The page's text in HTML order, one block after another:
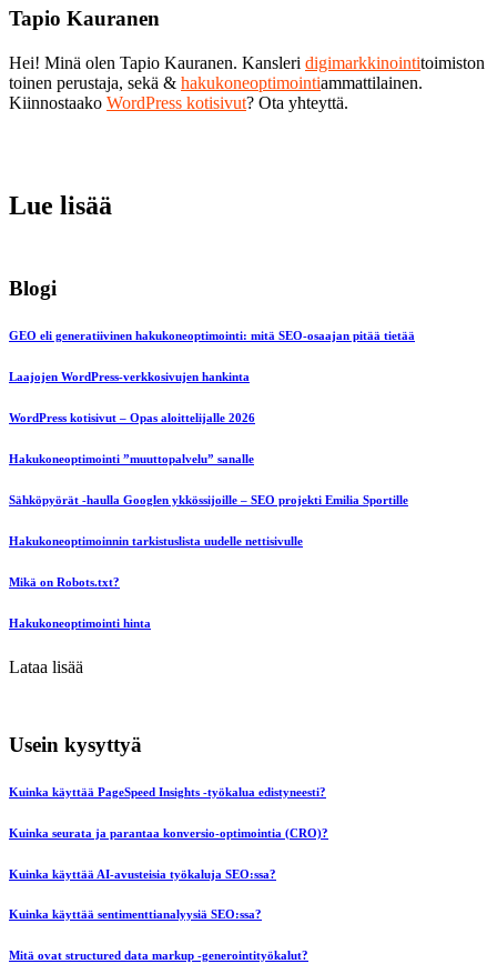
Tapio Kauranen
Hei! Minä olen Tapio Kauranen. Kansleri digimarkkinointitoimiston
toinen perustaja, sekä & hakukoneoptimointiammattilainen.
Kiinnostaako WordPress kotisivut? Ota yhteyttä.
Lue lisää
Blogi
GEO eli generatiivinen hakukoneoptimointi: mitä SEO-osaajan pitää tietää
Laajojen WordPress-verkkosivujen hankinta
WordPress kotisivut – Opas aloittelijalle 2026
Hakukoneoptimointi ”muuttopalvelu” sanalle
Sähköpyörät -haulla Googlen ykkössijoille – SEO projekti Emilia Sportille
Hakukoneoptimoinnin tarkistuslista uudelle nettisivulle
Mikä on Robots.txt?
Hakukoneoptimointi hinta
Lataa lisää
Usein kysyttyä
Kuinka käyttää PageSpeed Insights -työkalua edistyneesti?
Kuinka seurata ja parantaa konversio-optimointia (CRO)?
Kuinka käyttää AI-avusteisia työkaluja SEO:ssa?
Kuinka käyttää sentimenttianalyysiä SEO:ssa?
Mitä ovat structured data markup -generointityökalut?